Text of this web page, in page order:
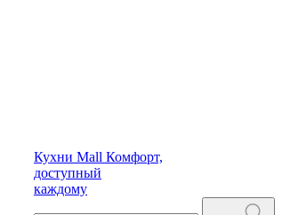
Кухни Mall Комфорт,
доступный
каждому